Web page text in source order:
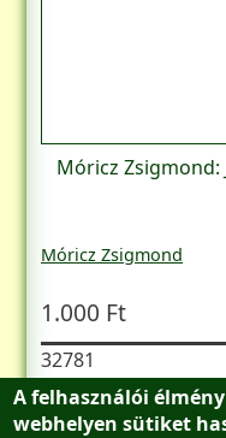
Móricz Zsigmond:
Móricz Zsigmond
1.000 Ft
32781
A felhasználói
webhelyen sütiket